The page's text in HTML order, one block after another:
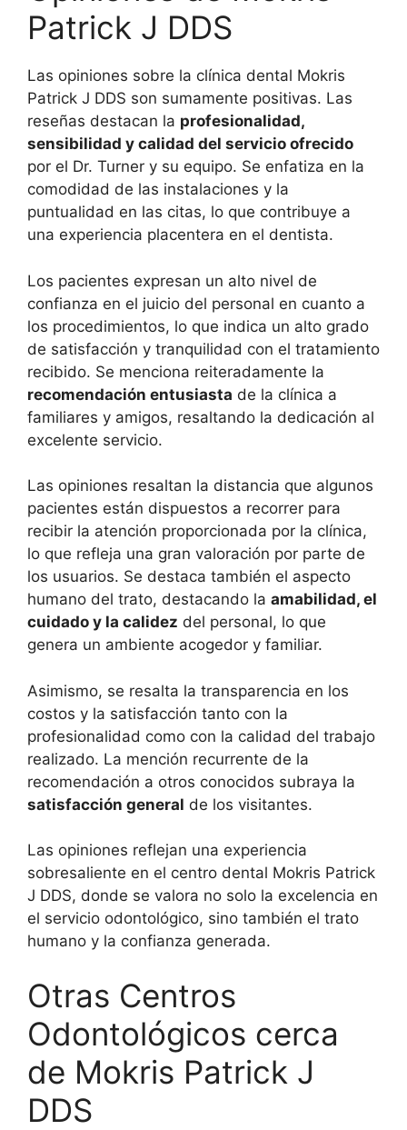
Patrick J DDS
Las opiniones sobre la clínica dental Mokris
Patrick J DDS son sumamente positivas. Las
reseñas destacan la profesionalidad,
sensibilidad y calidad del servicio ofrecido
por el Dr. Turner y su equipo. Se enfatiza en la
comodidad de las instalaciones y la
puntualidad en las citas, lo que contribuye a
una experiencia placentera en el dentista.
Los pacientes expresan un alto nivel de
confianza en el juicio del personal en cuanto a
los procedimientos, lo que indica un alto grado
de satisfacción y tranquilidad con el tratamiento
recibido. Se menciona reiteradamente la
recomendación entusiasta de la clínica a
familiares y amigos, resaltando la dedicación al
excelente servicio.
Las opiniones resaltan la distancia que algunos
pacientes están dispuestos a recorrer para
recibir la atención proporcionada por la clínica,
lo que refleja una gran valoración por parte de
los usuarios. Se destaca también el aspecto
humano del trato, destacando la amabilidad, el
cuidado y la calidez del personal, lo que
genera un ambiente acogedor y familiar.
Asimismo, se resalta la transparencia en los
costos y la satisfacción tanto con la
profesionalidad como con la calidad del trabajo
realizado. La mención recurrente de la
recomendación a otros conocidos subraya la
satisfacción general de los visitantes.
Las opiniones reflejan una experiencia
sobresaliente en el centro dental Mokris Patrick
J DDS, donde se valora no solo la excelencia en
el servicio odontológico, sino también el trato
humano y la confianza generada.
Otras Centros
Odontológicos cerca
de Mokris Patrick J
DDS